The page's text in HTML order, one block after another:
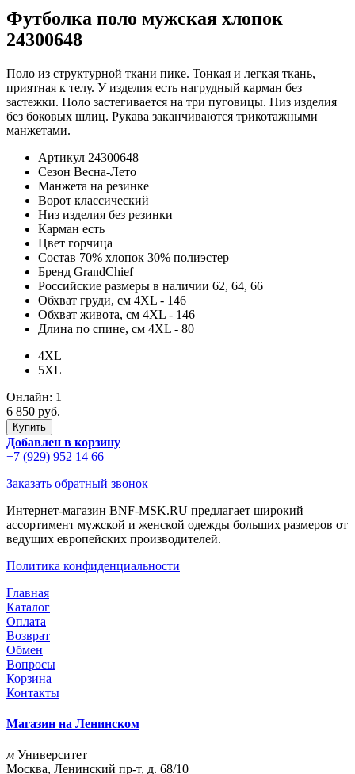
Футболка поло мужская хлопок
24300648
Поло из структурной ткани пике. Тонкая и легкая ткань,
приятная к телу. У изделия есть нагрудный карман без
застежки. Поло застегивается на три пуговицы. Низ изделия
без боковых шлиц. Рукава заканчиваются трикотажными
манжетами.
Артикул 24300648
Сезон Весна-Лето
Манжета на резинке
Ворот классический
Низ изделия без резинки
Карман есть
Цвет горчица
Состав 70% хлопок 30% полиэстер
Бренд GrandChief
Российские размеры в наличии 62, 64, 66
Обхват груди, см 4XL - 146
Обхват живота, см 4XL - 146
Длина по спине, см 4XL - 80
4XL
5XL
Онлайн: 1
6 850 руб.
Добавлен в корзину
+7 (929) 952 14 66
Заказать обратный звонок
Интернет-магазин BNF-MSK.RU предлагает широкий
ассортимент мужской и женской одежды больших размеров от
ведущих европейских производителей.
Политика конфиденциальности
Главная
Каталог
Оплата
Возврат
Обмен
Вопросы
Корзина
Контакты
Магазин на Ленинском
м Университет
Москва, Ленинский пр-т, д. 68/10